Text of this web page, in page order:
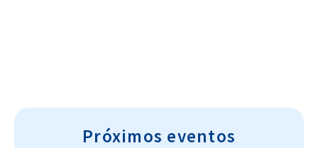
Próximos eventos